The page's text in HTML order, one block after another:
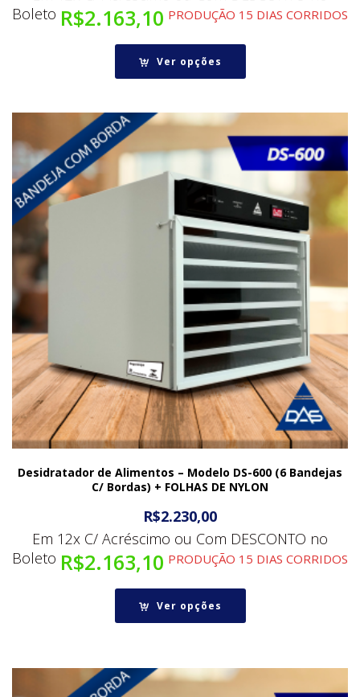
Boleto R$2.163,10 PRODUÇÃO 15 DIAS CORRIDOS
Ver opções
Desidratador de Alimentos – Modelo DS-600 (6 Bandejas
C/ Bordas) + FOLHAS DE NYLON
R$2.230,00
Em 12x C/ Acréscimo ou Com DESCONTO no
Boleto R$2.163,10 PRODUÇÃO 15 DIAS CORRIDOS
Ver opções